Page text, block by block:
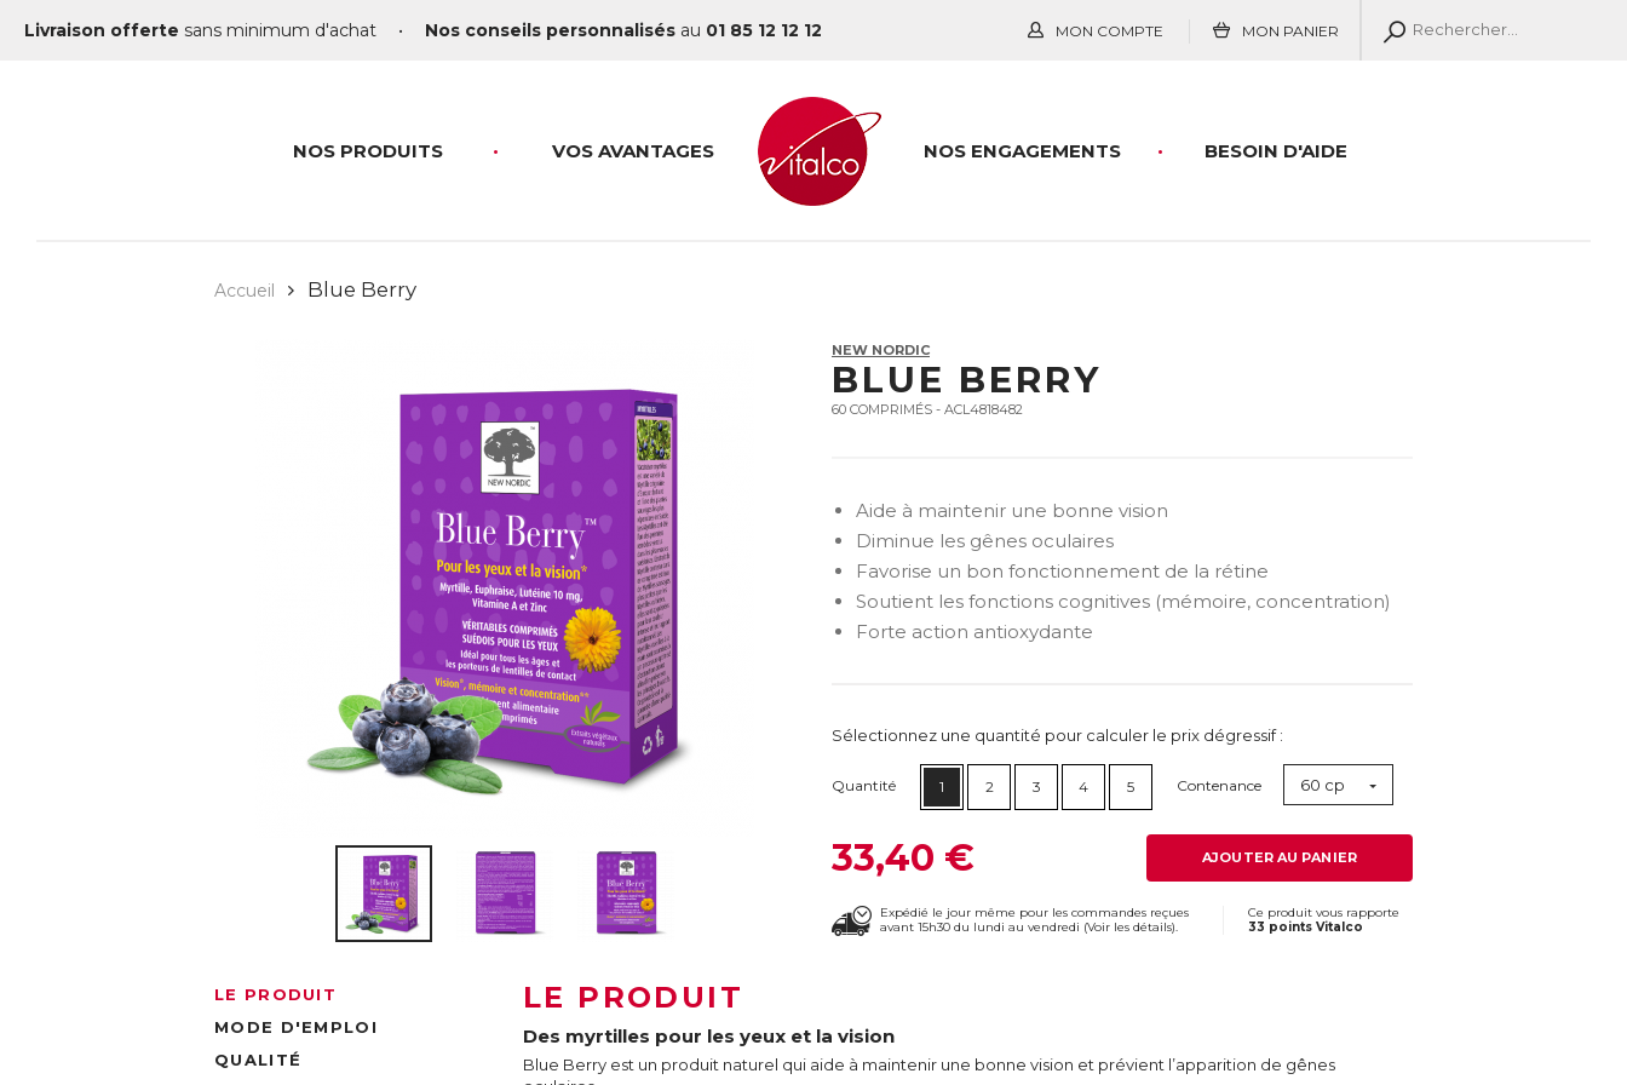
Livraison offerte sans minimum d'achat • Nos conseils personnalisés au 01 85 12 12 12 MON COMPTE MON PANIER
NOS PRODUITS VOS AVANTAGES BESOIN D'AIDE
NOS ENGAGEMENTS
Accueil Blue Berry
NEW NORDIC
BLUE BERRY
60 COMPRIMÉS - ACL4818482
Aide à maintenir une bonne vision
Diminue les gênes oculaires
Favorise un bon fonctionnement de la rétine
Soutient les fonctions cognitives (mémoire, concentration)
Forte action antioxydante
Sélectionnez une quantité pour calculer le prix dégressif :
Quantité 1 2 3 4 5 Contenance 60 cp
33,40 € AJOUTER AU PANIER
Expédié le jour même pour les commandes reçues
avant 15h30 du lundi au vendredi (Voir les détails).
Ce produit vous rapporte
33 points Vitalco
LE PRODUIT
MODE D'EMPLOI
QUALITÉ
LE PRODUIT
Des myrtilles pour les yeux et la vision
Blue Berry est un produit naturel qui aide à maintenir une bonne vision et prévient l’apparition de gênes